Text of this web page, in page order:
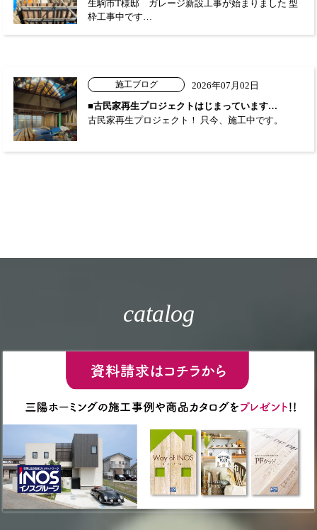
生駒市T様邸 ガレージ新設工事が始まりました 型
枠工事中です…
施工ブログ
2026年07月02日
■古民家再生プロジェクトはじまっています…
古民家再生プロジェクト！ 只今、施工中です。
catalog